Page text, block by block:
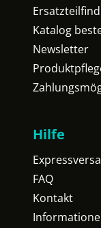
Katalog
Newsletter
Hilfe
FAQ
Kontakt